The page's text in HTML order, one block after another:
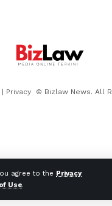
agree to the Privacy
Use.
| Privacy © Bizlaw News. All